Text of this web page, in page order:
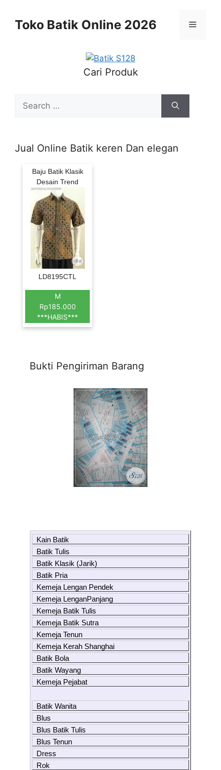
contentToko Batik Online 2026 Menu
Cari Produk
for:
Jual Online Batik keren Dan elegan
Baju Batik Klasik
Desain Trend
LD8195CTL
M
Rp185.000
***HABIS***
Bukti Pengiriman Barang
Kain Batik
Batik Tulis
Batik Klasik (Jarik)
Batik Pria
Kemeja Lengan Pendek
Kemeja LenganPanjang
Kemeja Batik Tulis
Kemeja Batik Sutra
Kemeja Tenun
Kemeja Kerah Shanghai
Batik Bola
Batik Wayang
Kemeja Pejabat
Batik Wanita
Blus
Blus Batik Tulis
Blus Tenun
Dress
Rok